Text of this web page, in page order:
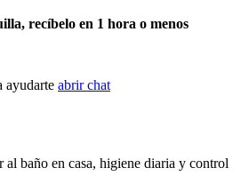
recíbelo en 1 hora o menos
ayudarte abrir chat
al baño en casa, higiene diaria y control